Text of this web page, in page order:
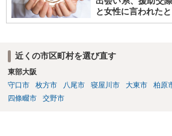
と女性に言われた
近くの市区町村を選び直す
東部大阪
守口市
枚方市 八尾市 寝屋川市 大東市 柏原
四條畷市
交野市